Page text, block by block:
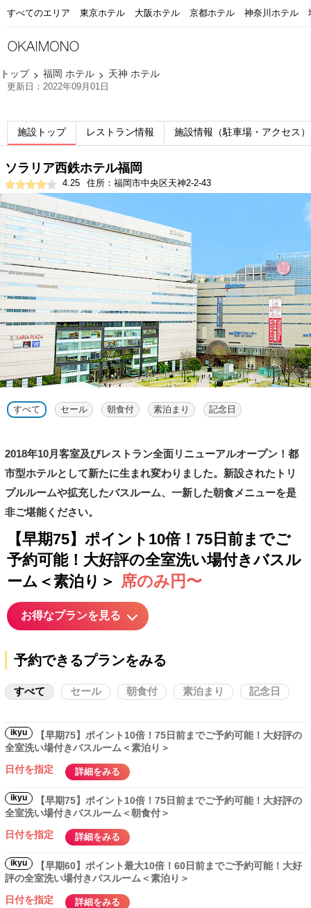
すべてのエリア 東京ホテル 大阪ホテル 京都ホテル 神奈川ホテル
トップ 福岡 ホテル 天神 ホテル
更新日：2022年09月01日
施設トップ レストラン情報 施設情報（駐車場・アクセス）
ソラリア西鉄ホテル福岡
4.25 住所：福岡市中央区天神2-2-43
すべて セール 朝食付 素泊まり 記念日
2018年10月客室及びレストラン全面リニューアルオープン！都
市型ホテルとして新たに生まれ変わりました。新設されたトリ
プルルームや拡充したバスルーム、一新した朝食メニューを是
非ご堪能ください。
【早期75】ポイント10倍！75日前までご
予約可能！大好評の全室洗い場付きバスル
ーム＜素泊り＞ 席のみ円〜
お得なプランを見る
予約できるプランをみる
すべて
ikyu
【早期75】ポイント10倍！75日前までご予約可能！大好評の
全室洗い場付きバスルーム＜素泊り＞
日付を指定
詳細をみる
ikyu
【早期75】ポイント10倍！75日前までご予約可能！大好評の
全室洗い場付きバスルーム＜朝食付＞
日付を指定
詳細をみる
ikyu
【早期60】ポイント最大10倍！60日前までご予約可能！大好
評の全室洗い場付きバスルーム＜素泊り＞
日付を指定
詳細をみる
セール 朝食付 素泊まり 記念日